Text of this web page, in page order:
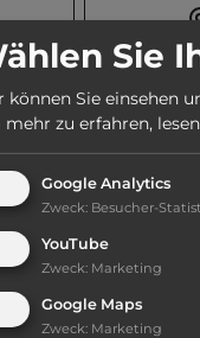
Sie
können Sie einsehen
mehr zu erfahren,
Google Analytics
Zweck: Besucher-
YouTube
Zweck: Marketing
Google Maps
Zweck: Marketing